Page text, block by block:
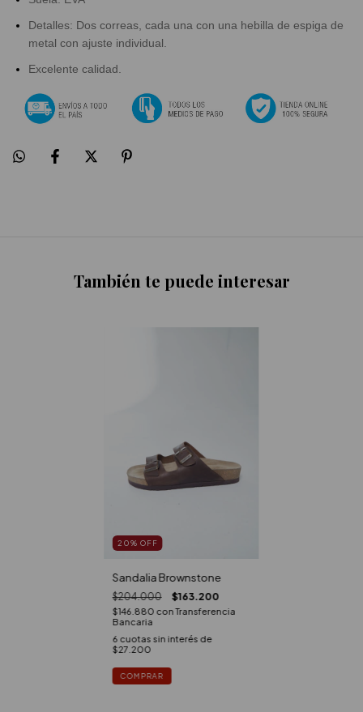
Detalles: Dos correas, cada una con una hebilla de espiga de
metal con ajuste individual.
Excelente calidad.
También te puede interesar
20% OFF
Sandalia Brownstone
$204.000 $163.200
$146.880 con Transferencia
Bancaria
6 cuotas sin interés de
$27.200
COMPRAR